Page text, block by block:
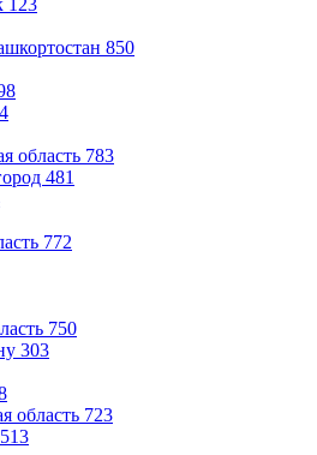
123
850
область 783
481
772
750
303
область 723
513